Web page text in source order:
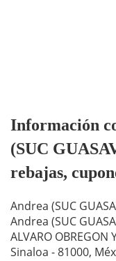
Información
(SUC
rebajas,
Andrea (SUC
Andrea (SUC
ALVARO
Sinaloa - 81000,